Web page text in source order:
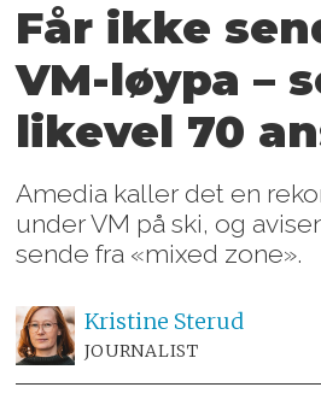
Får ikke
VM-løypa –
likevel 70
Amedia kaller det en
under VM på ski, og
sende fra «mixed zone».
Kristine Sterud
JOURNALIST